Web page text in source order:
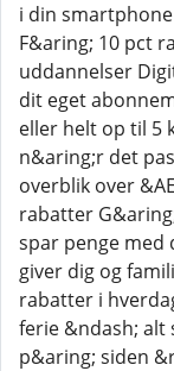
i din
F&aring; 10 pct
uddannelser
dit eget
eller helt op til 5
n&aring;r det
overblik over
rabatter
spar penge med
giver dig og
rabatter i
ferie &ndash; alt
p&aring; siden